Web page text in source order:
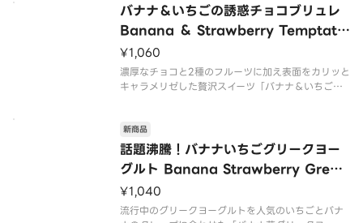
なカスタードクリームとバナナいちごが詰まってい
ます。一口ごとに異なる食感をお
バナナ＆いちごの誘惑チョコブリュレ ​​
Banana ＆ Strawberry Temptatio
n Chocolate Brulee
¥1,060
濃厚なチョコと2種のフルーツに加え表面をカリッと
キャラメリゼした贅沢スイーツ「バナナ＆いちごチ
クレープ生地と濃厚なカスタードクリームとバナナ
いちごが詰まっています。一口
話題沸騰！バナナいちごグリークヨー
グルト Banana Strawberry Greek
yogurt
新商品
¥1,040
流行中のグリークヨーグルトを人気のいちごとバナ